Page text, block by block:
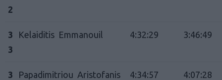
2
3
3
Kelaiditis Emmanouil 4:32:29 3:46:49
3
Papadimitriou Aristofanis 4:34:57 4:07:28